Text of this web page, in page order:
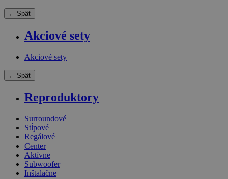
← Späť
Akciové sety
Akciové sety
← Späť
Reproduktory
Surroundové
Stĺpové
Regálové
Center
Aktívne
Subwoofer
Inštalačne